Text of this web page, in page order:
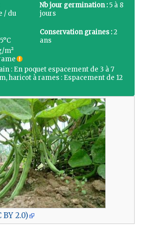
/ du
Nb jour germination :5 à 8
jours
Conservation graines :2
ans
m²
: En poquet espacement de 3 à 7
haricot à rames : Espacement de 12
BY 2.0)